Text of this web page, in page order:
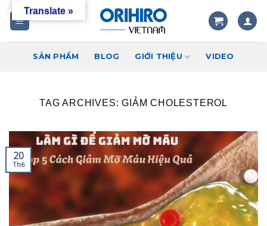
SẢN PHẨM BLOG GIỚI THIỆU VIDEO
TAG ARCHIVES:GIẢM CHOLESTEROL
20
Th6
Translate »